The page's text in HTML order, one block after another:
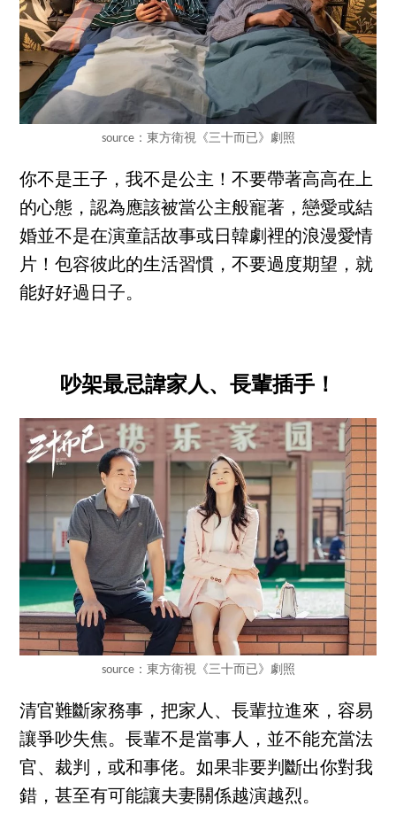
source：東方衛視《三十而已》劇照
你不是王子，我不是公主！不要帶著高高在上
的心態，認為應該被當公主般寵著，戀愛或結
婚並不是在演童話故事或日韓劇裡的浪漫愛情
片！包容彼此的生活習慣，不要過度期望，就
能好好過日子。
吵架最忌諱家人、長輩插手！
source：東方衛視《三十而已》劇照
清官難斷家務事，把家人、長輩拉進來，容易
讓爭吵失焦。長輩不是當事人，並不能充當法
官、裁判，或和事佬。如果非要判斷出你對我
錯，甚至有可能讓夫妻關係越演越烈。